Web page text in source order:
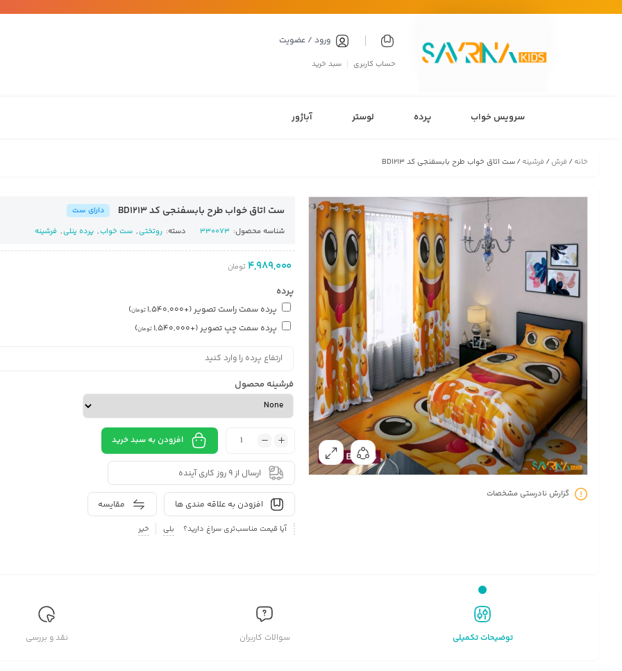
ورود / عضویت
حساب کاربری سبد خرید
سرویس خواب پرده لوستر آباژور
خانه/ فرش/ فرشینه/ ست اتاق خواب طرح بابسفنجی کد BD1213
گزارش نادرستی مشخصات
ست اتاق خواب طرح بابسفنجی کد BD1213
دارای ست
شناسه محصول: 330073 دسته: روتختی, ست خواب, پرده پنلی, فرشینه
4,989,000 تومان
پرده
پرده سمت راست تصویر (+
1,540,000 تومان)
پرده سمت چپ تصویر (+
1,540,000 تومان)
فرشینه محصول
افزودن به سبد خرید
ارسال از 9 روز کاری آینده
مقایسه افزودن به علاقه مندی ها
آیا قیمت مناسب‌تری سراغ دارید؟ بلی خیر
توضیحات تکمیلی سوالات کاربران نقد و بررسی